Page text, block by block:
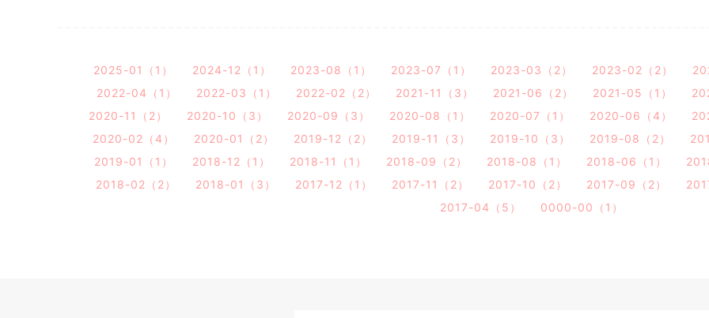
2025-01（1） 2024-12（1） 2023-08（1） 2023-07（1） 2023-03（2） 2023-02（2）
2022-04（1）
2022-03（1） 2022-02（2） 2021-11（3） 2021-06（2） 2021-05（1）
2020-11（2）
2020-10（3） 2020-09（3） 2020-08（1） 2020-07（1） 2020-06（4）
2020-02（4）
2020-01（2） 2019-12（2） 2019-11（3） 2019-10（3） 2019-08（2）
2019-01（1）
2018-12（1） 2018-11（1） 2018-09（2） 2018-08（1） 2018-06（1）
2018-02（2）
2018-01（3） 2017-12（1） 2017-11（2） 2017-10（2） 2017-09（2）
2017-04（5）
0000-00（1）